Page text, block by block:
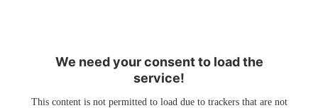
We need your consent to load the
service!
This content is not permitted to load due to trackers that are not